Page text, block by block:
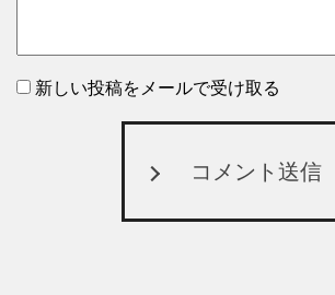
新しい投稿をメールで受け取る
コメント送信